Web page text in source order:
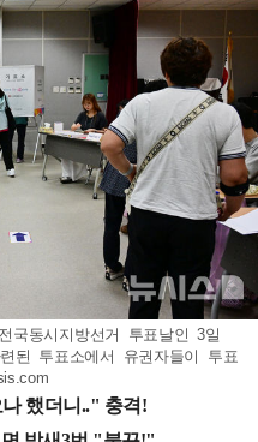
국동시지방선거 투표날인 3일
된 투표소에서 유권자들이 투표